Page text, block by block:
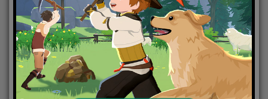
2021-12-09|Android,IOS,手機遊戲